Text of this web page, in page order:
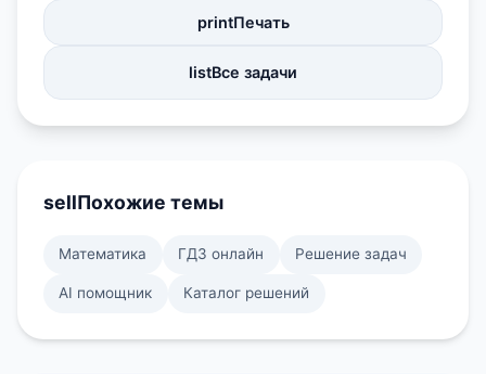
printПечать
listВсе задачи
sellПохожие темы
Математика ГДЗ онлайн Решение задач
AI помощник Каталог решений